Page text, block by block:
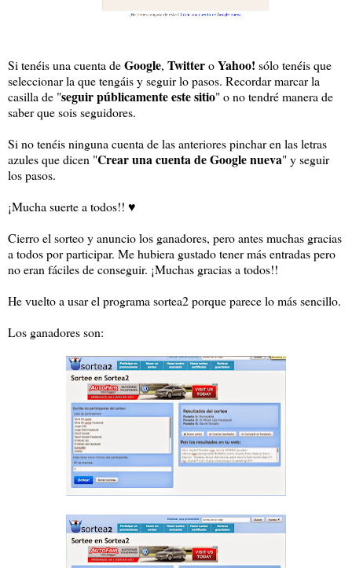
Si tenéis una cuenta deGoogle, TwitteroYahoo! sólo tenéis que
seleccionar la que tengáis y seguir lo pasos. Recordar marcar la
casilla de "seguir públicamente este sitio" o no tendré manera de
saber que sois seguidores.
Si no tenéis ninguna cuenta de las anteriores pinchar en las letras
azules que dicen "Crear una cuenta de Google nueva" y seguir
los pasos.
¡Mucha suerte a todos!! ♥
Cierro el sorteo y anuncio los ganadores, pero antes muchas gracias
a todos por participar. Me hubiera gustado tener más entradas pero
no eran fáciles de conseguir. ¡Muchas gracias a todos!!
He vuelto a usar el programa sortea2 porque parece lo más sencillo.
Los ganadores son: